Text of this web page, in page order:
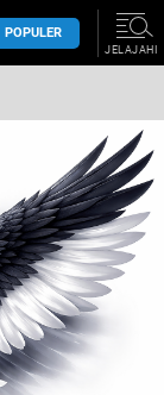
POPULER
JELAJAHI